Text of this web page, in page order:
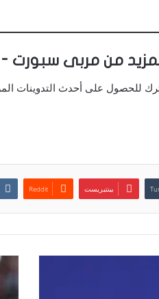
من مربى سبورت -
للحصول على أحدث التدوينات
بينتيريست